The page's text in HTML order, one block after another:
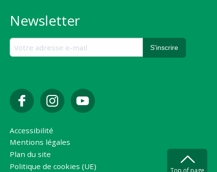
Newsletter
Accessibilité
Mentions légales
Plan du site
Politique de cookies (UE)